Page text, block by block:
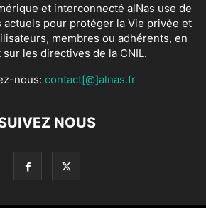
et interconnecté alNas use de
actuels pour protéger la Vie privée et
membres ou adhérents, en
sur les directives de la CNIL.
nous: contact[@]alnas.fr
NOUS